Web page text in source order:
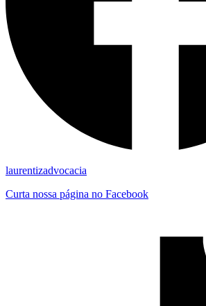
laurentizadvocacia
Curta nossa página no Facebook